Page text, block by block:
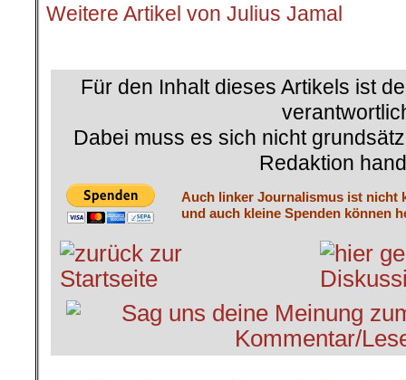
Weitere Artikel von Julius Jamal
Für den Inhalt dieses Artikels ist
Dabei muss es sich nicht
Redaktion
Auch linker Journalismus ist nicht
und auch kleine Spenden können